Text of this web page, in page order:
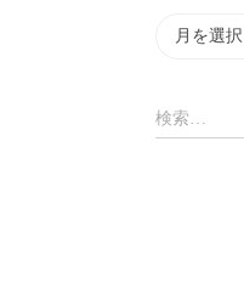
イ
ブ
検
索
検索…